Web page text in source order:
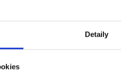
Detaily